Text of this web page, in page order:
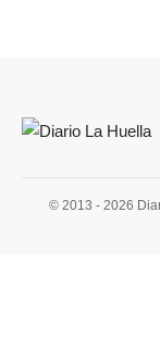
© 2013 - 2026